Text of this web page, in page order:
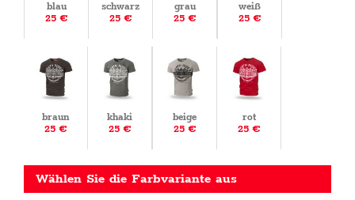
blau
25 €
schwarz
25 €
grau
25 €
weiß
25 €
braun
25 €
khaki
25 €
beige
25 €
rot
25 €
Wählen Sie die Farbvariante aus